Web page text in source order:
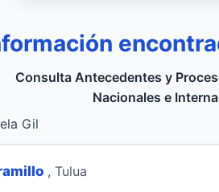
Consulta Antecedentes y
Nacionales e
Gil
, Tulua